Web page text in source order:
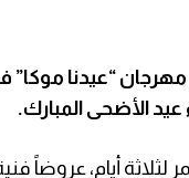
“عيدنا
عيد الأضحى المبارك.
أيام، عروضاً